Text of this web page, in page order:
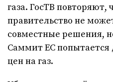
газа. ГосТВ повторяют,
правительство не
совместные решения,
Саммит ЕС попытается
цен на газ.